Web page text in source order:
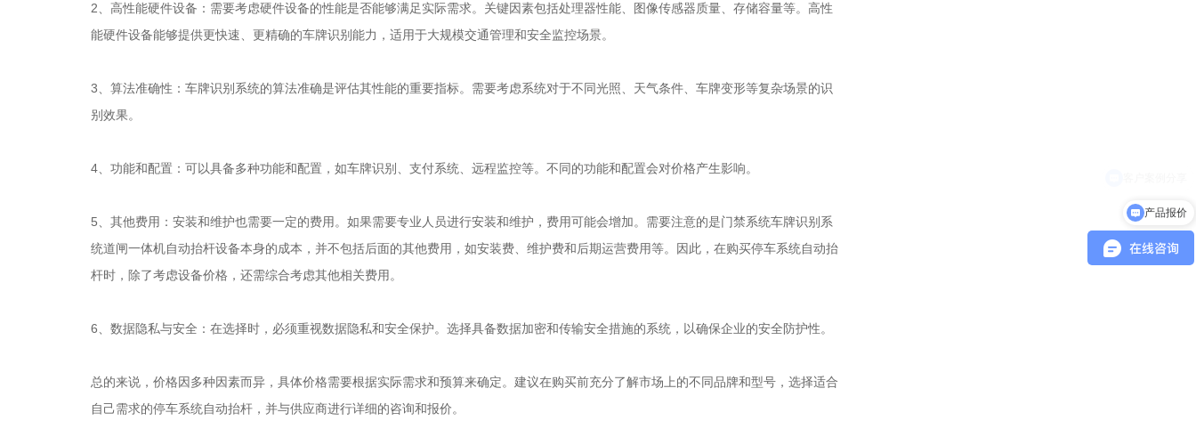
2、高性能硬件设备：需要考虑硬件设备的性能是否能够满足实际需求。关键因素包括处理器性能、图像传感器质量、存储容量等。高性
能硬件设备能够提供更快速、更精确的车牌识别能力，适用于大规模交通管理和安全监控场景。
3、算法准确性：车牌识别系统的算法准确是评估其性能的重要指标。需要考虑系统对于不同光照、天气条件、车牌变形等复杂场景的识
别效果。
4、功能和配置：可以具备多种功能和配置，如车牌识别、支付系统、远程监控等。不同的功能和配置会对价格产生影响。
5、其他费用：安装和维护也需要一定的费用。如果需要专业人员进行安装和维护，费用可能会增加。需要注意的是门禁系统车牌识别系
统道闸一体机自动抬杆设备本身的成本，并不包括后面的其他费用，如安装费、维护费和后期运营费用等。因此，在购买停车系统自动抬
杆时，除了考虑设备价格，还需综合考虑其他相关费用。
6、数据隐私与安全：在选择时，必须重视数据隐私和安全保护。选择具备数据加密和传输安全措施的系统，以确保企业的安全防护性。
总的来说，价格因多种因素而异，具体价格需要根据实际需求和预算来确定。建议在购买前充分了解市场上的不同品牌和型号，选择适合
自己需求的停车系统自动抬杆，并与供应商进行详细的咨询和报价。
产品报价